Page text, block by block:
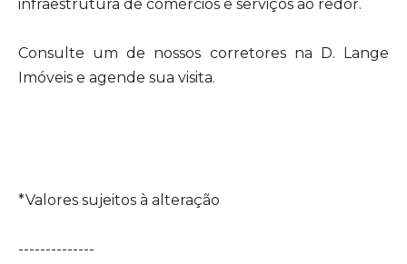
infraestrutura de comércios e serviços ao redor.
Consulte um de nossos corretores na D. Lange
Imóveis e agende sua visita.
*Valores sujeitos à alteração
--------------